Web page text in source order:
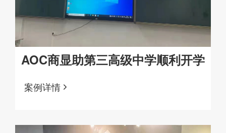
AOC商显助第三高级中学顺利开学
案例详情